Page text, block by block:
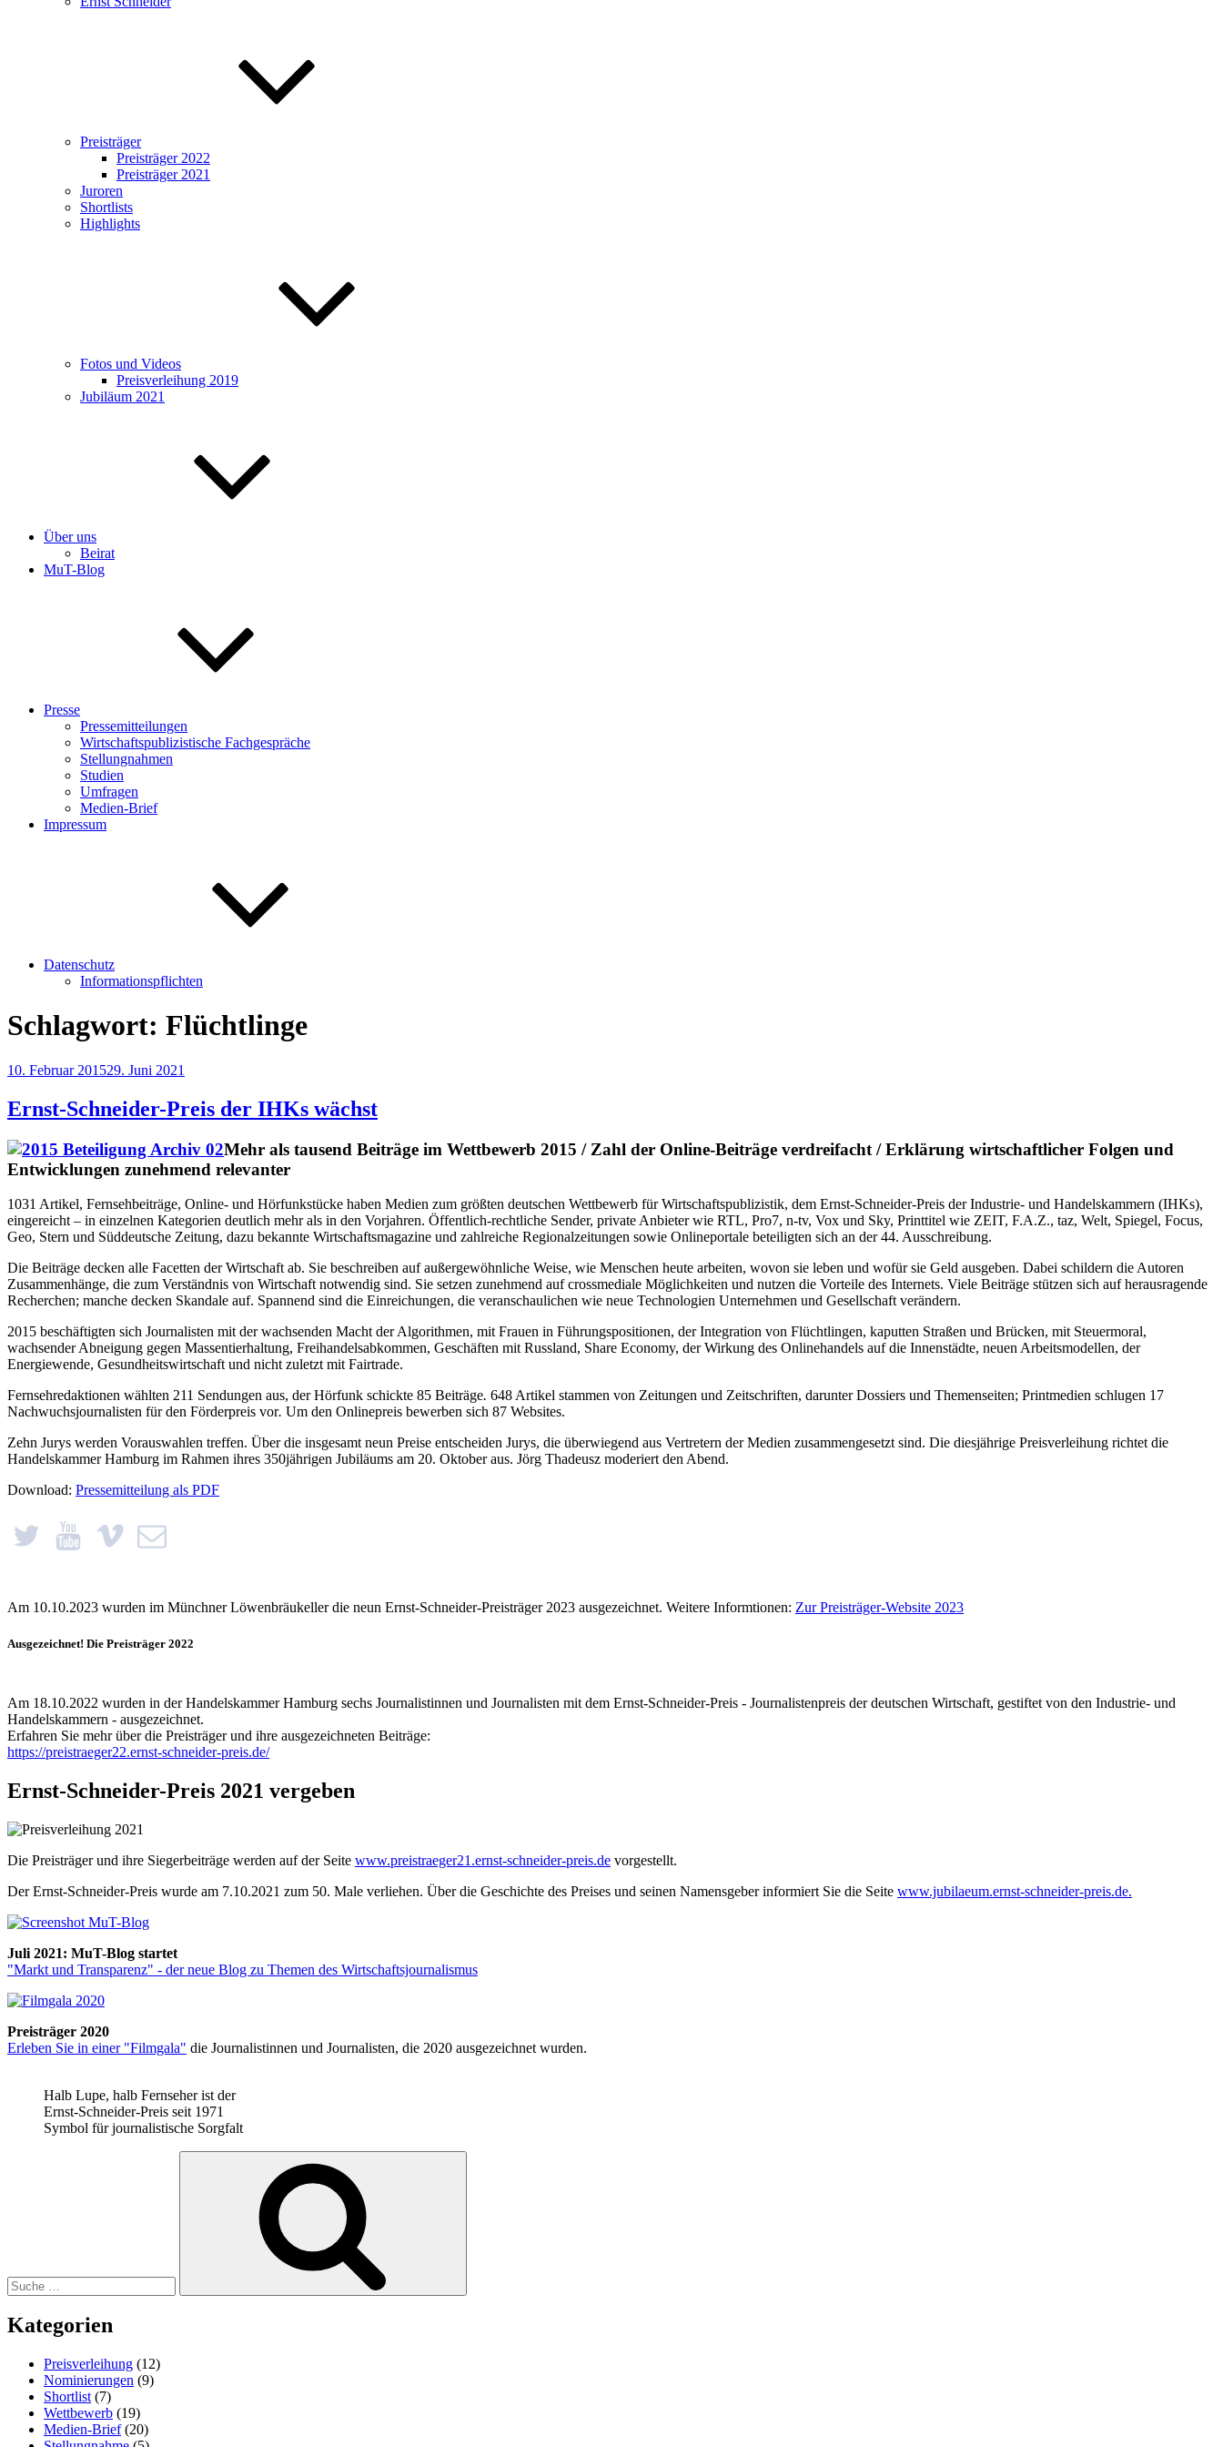
Preisträger
Preisträger 2022
Preisträger 2021
Juroren
Shortlists
Highlights
Fotos und Videos
Preisverleihung 2019
Jubiläum 2021
Über uns
Beirat
MuT-Blog
Presse
Pressemitteilungen
Wirtschaftspublizistische Fachgespräche
Stellungnahmen
Studien
Umfragen
Medien-Brief
Impressum
Datenschutz
Informationspflichten
Schlagwort: Flüchtlinge
Veröffentlicht
10. Februar 201529. Juni 2021
Ernst-Schneider-Preis der IHKs wächst
Mehr als tausend Beiträge im Wettbewerb 2015 / Zahl der Online-Beiträge verdreifacht / Erklärung wirtschaftlicher Folgen und
Entwicklungen zunehmend relevanter
1031 Artikel, Fernsehbeiträge, Online- und Hörfunkstücke haben Medien zum größten deutschen Wettbewerb für Wirtschaftspublizistik, dem Ernst-Schneider-Preis der Industrie- und Handelskammern (IHKs),
eingereicht – in einzelnen Kategorien deutlich mehr als in den Vorjahren. Öffentlich-rechtliche Sender, private Anbieter wie RTL, Pro7, n-tv, Vox und Sky, Printtitel wie ZEIT, F.A.Z., taz, Welt, Spie­gel, Focus,
Geo, Stern und Süddeutsche Zeitung, dazu bekannte Wirtschaftsmagazine und zahlreiche Regionalzeitungen sowie Onlineportale beteiligten sich an der 44. Ausschreibung.
Die Beiträge decken alle Facetten der Wirtschaft ab. Sie beschreiben auf außergewöhnliche Weise, wie Menschen heute arbeiten, wovon sie leben und wofür sie Geld ausgeben. Dabei schildern die Autoren
Zusammenhänge, die zum Verständnis von Wirtschaft notwendig sind. Sie setzen zunehmend auf crossmediale Möglichkeiten und nutzen die Vorteile des Internets. Viele Beiträge stützen sich auf herausragende
Recherchen; manche decken Skandale auf. Spannend sind die Einreichungen, die veranschaulichen wie neue Technologien Unternehmen und Gesellschaft verändern.
2015 beschäftigten sich Journalisten mit der wachsenden Macht der Algorithmen, mit Frauen in Führungspositionen, der Integration von Flüchtlingen, kaputten Straßen und Brücken, mit Steuermoral,
wachsender Abneigung gegen Massentierhaltung, Freihandelsabkommen, Geschäften mit Russland, Share Economy, der Wirkung des Onlinehandels auf die Innenstädte, neuen Arbeitsmodellen, der
Energiewende, Gesundheitswirtschaft und nicht zuletzt mit Fairtrade.
Fernsehredaktionen wählten 211 Sendungen aus, der Hörfunk schickte 85 Beiträge. 648 Artikel stammen von Zeitungen und Zeitschriften, darunter Dossiers und Themenseiten; Printmedien schlugen 17
Nachwuchsjournalisten für den Förderpreis vor. Um den Onlinepreis bewerben sich 87 Websites.
Zehn Jurys werden Vorauswahlen treffen. Über die insgesamt neun Preise entscheiden Ju­rys, die überwiegend aus Vertretern der Medien zusammengesetzt sind. Die diesjährige Preisverleihung richtet die
Handelskammer Hamburg im Rahmen ihres 350jährigen Jubiläums am 20. Oktober aus. Jörg Thadeusz moderiert den Abend.
Download: Pressemitteilung als PDF
Am 10.10.2023 wurden im Münchner Löwenbräukeller die neun Ernst-Schneider-Preisträger 2023 ausgezeichnet. Weitere Informtionen: Zur Preisträger-Website 2023
Ausgezeichnet! Die Preisträger 2022
Am 18.10.2022 wurden in der Handelskammer Hamburg sechs Journalistinnen und Journalisten mit dem Ernst-Schneider-Preis - Journalistenpreis der deutschen Wirtschaft, gestiftet von den Industrie- und
Handelskammern - ausgezeichnet.
Erfahren Sie mehr über die Preisträger und ihre ausgezeichneten Beiträge:
https://preistraeger22.ernst-schneider-preis.de/
Ernst-Schneider-Preis 2021 vergeben
Die Preisträger und ihre Siegerbeiträge werden auf der Seite www.preistraeger21.ernst-schneider-preis.de vorgestellt.
Der Ernst-Schneider-Preis wurde am 7.10.2021 zum 50. Male verliehen. Über die Geschichte des Preises und seinen Namensgeber informiert Sie die Seite www.jubilaeum.ernst-schneider-preis.de.
Juli 2021: MuT-Blog startet
"Markt und Transparenz" - der neue Blog zu Themen des Wirtschaftsjournalismus
Preisträger 2020
Erleben Sie in einer "Filmgala" die Journalistinnen und Journalisten, die 2020 ausgezeichnet wurden.
Halb Lupe, halb Fernseher ist der
Ernst-Schneider-Preis seit 1971
Symbol für journalistische Sorgfalt
Kategorien
Preisverleihung (12)
Nominierungen (9)
Shortlist (7)
Wettbewerb (19)
Medien-Brief(20)